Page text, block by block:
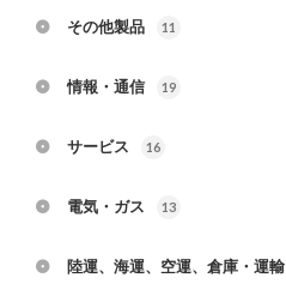
その他製品 11
情報・通信 19
サービス 16
電気・ガス 13
陸運、海運、空運、倉庫・運輸